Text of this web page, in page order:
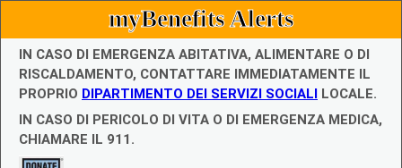
myBenefits Alerts
IN CASO DI EMERGENZA ABITATIVA, ALIMENTARE O DI
RISCALDAMENTO, CONTATTARE IMMEDIATAMENTE IL
PROPRIO DIPARTIMENTO DEI SERVIZI SOCIALI LOCALE.
IN CASO DI PERICOLO DI VITA O DI EMERGENZA MEDICA,
CHIAMARE IL 911.